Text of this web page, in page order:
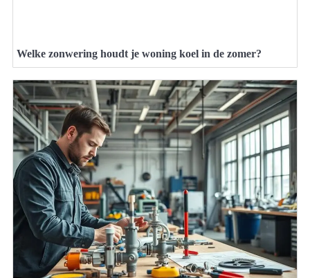
Welke zonwering houdt je woning koel in de zomer?